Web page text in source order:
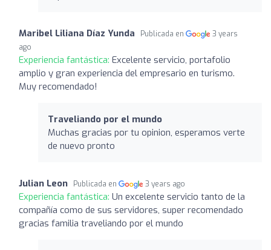
Maribel Liliana Díaz Yunda Publicada en
3 years
ago
Experiencia fantástica: Excelente servicio, portafolio
amplio y gran experiencia del empresario en turismo.
Muy recomendado!
Traveliando por el mundo
Muchas gracias por tu opinion, esperamos verte
de nuevo pronto
Julian Leon Publicada en 3 years ago
Experiencia fantástica: Un excelente servicio tanto de la
compañía como de sus servidores, super recomendado
gracias familia traveliando por el mundo